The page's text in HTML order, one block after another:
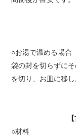
○お湯で温める場合
袋の封を切らずに
を切り、お皿に移
○材料